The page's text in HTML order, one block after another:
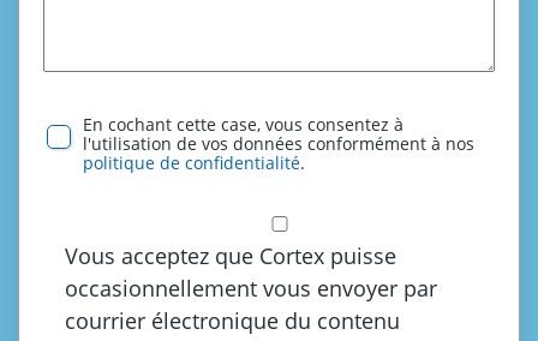
En cochant cette case, vous consentez à
l'utilisation de vos données conformément à nos
politique de confidentialité.
Vous acceptez que Cortex puisse
occasionnellement vous envoyer par
courrier électronique du contenu